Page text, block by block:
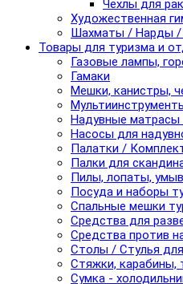
Чехлы для
Художественная
Шахматы / Нарды
Товары для туризма и
Газовые лампы,
Гамаки
Мешки, канистры,
Надувные матрасы
Насосы для
Палатки /
Палки для
Пилы, лопаты,
Посуда и наборы
Спальные мешки
Средства для
Средства против
Столы / Стулья
Стяжки, карабины,
Сумка -